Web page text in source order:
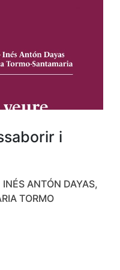
i
ANTÓN DAYAS,
TORMO